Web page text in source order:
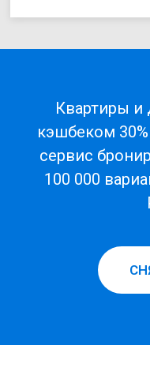
Квартиры
кэшбеком
сервис
100 000